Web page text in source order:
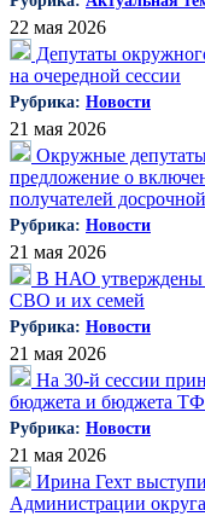
22 мая 2026
Депутаты
на очередной сессии
Рубрика: Новости
21 мая 2026
Окружные депутаты
предложение о
получателей
Рубрика: Новости
21 мая 2026
В НАО утверждены
СВО и их семей
Рубрика: Новости
21 мая 2026
На 30-й сессии
бюджета и бюджета
Рубрика: Новости
21 мая 2026
Ирина Гехт
Администрации